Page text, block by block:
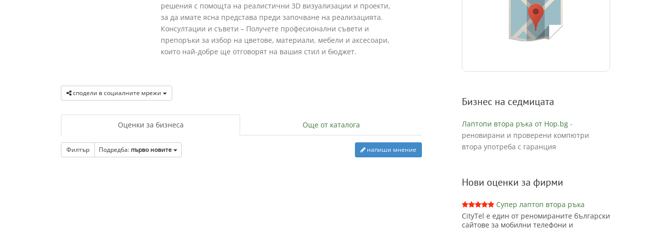
решения с помощта на реалистични 3D визуализации и проекти,
за да имате ясна представа преди започване на реализацията.
Консултации и съвети – Получете професионални съвети и
препоръки за избор на цветове, материали, мебели и аксесоари,
които най-добре ще отговорят на вашия стил и бюджет.
сподели в социалните мрежи
Оценки за бизнеса Още от каталога
Филтър Подредба: първо новите напиши мнение
Бизнес на седмицата
Лаптопи втора ръка от Hop.bg -
реновирани и проверени компютри
втора употреба с гаранция
Нови оценки за фирми
Супер лаптоп втора ръка
CityTel е един от реномираните български
сайтове за мобилни телефони и